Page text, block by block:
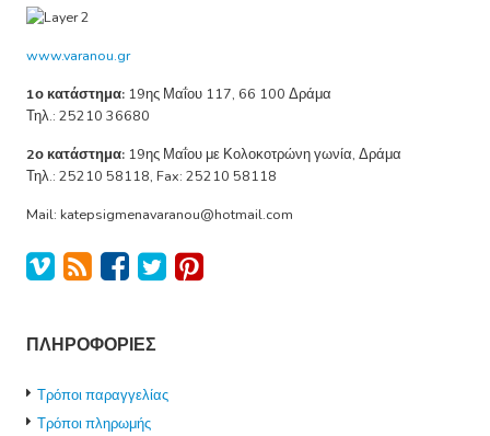
www.varanou.gr
1ο κατάστημα: 19ης Μαΐου 117, 66 100 Δράμα
Τηλ.: 25210 36680
2ο κατάστημα: 19ης Μαΐου με Κολοκοτρώνη γωνία, Δράμα
Τηλ.: 25210 58118, Fax: 25210 58118
Mail: katepsigmenavaranou@hotmail.com
ΠΛΗΡΟΦΟΡΙΕΣ
Τρόποι παραγγελίας
Τρόποι πληρωμής